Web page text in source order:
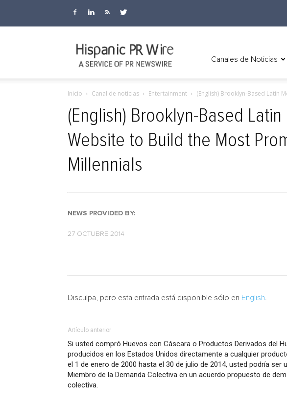
Canales de Noticias
Inicio Canal de noticias Entertainment (English) Brooklyn-Based Latin
(English) Brooklyn-Based
Website to Build the Most
Millennials
NEWS PROVIDED BY:
27 OCTUBRE 2014
Disculpa, pero esta entrada está disponible sólo en English
Artículo anterior
Si usted compró Huevos con Cáscara o Productos Derivados del
producidos en los Estados Unidos directamente a cualquier
el 1 de enero de 2000 hasta el 30 de julio de 2014, usted podría ser
Miembro de la Demanda Colectiva en un acuerdo propuesto de
colectiva.